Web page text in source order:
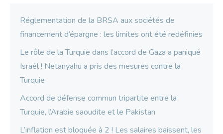
Réglementation de la BRSA aux sociétés de
financement d’épargne : les limites ont été redéfinies
Le rôle de la Turquie dans l’accord de Gaza a paniqué
Israël ! Netanyahu a pris des mesures contre la
Turquie
Accord de défense commun tripartite entre la
Turquie, l’Arabie saoudite et le Pakistan
L’inflation est bloquée à 2 ! Les salaires baissent, les